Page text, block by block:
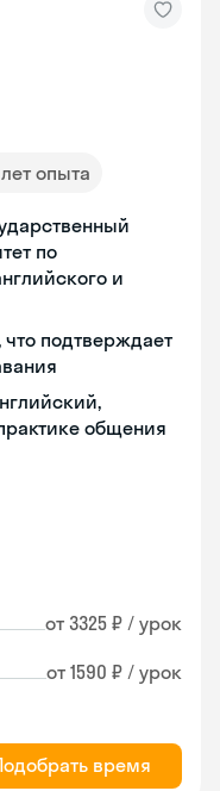
опыта
по
и
что подтверждает
общения
от 3325 ₽ / урок
от 1590 ₽ / урок
время